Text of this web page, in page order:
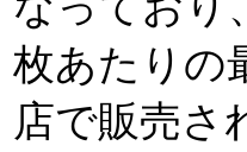
枚あたりの
店で販売さ